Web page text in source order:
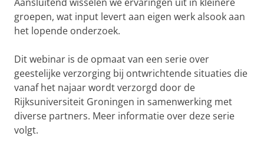
groepen, wat input levert aan eigen werk alsook aan
het lopende onderzoek.
Dit webinar is de opmaat van een serie over
geestelijke verzorging bij ontwrichtende situaties die
vanaf het najaar wordt verzorgd door de
Rijksuniversiteit Groningen in samenwerking met
diverse partners. Meer informatie over deze serie
volgt.